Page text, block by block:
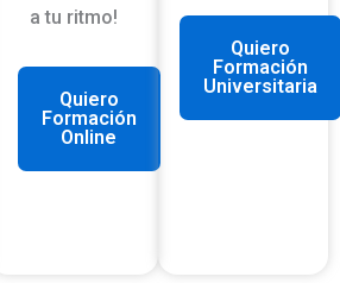
a tu ritmo!
Quiero
Formación
Online
Quiero
Formación
Universitaria